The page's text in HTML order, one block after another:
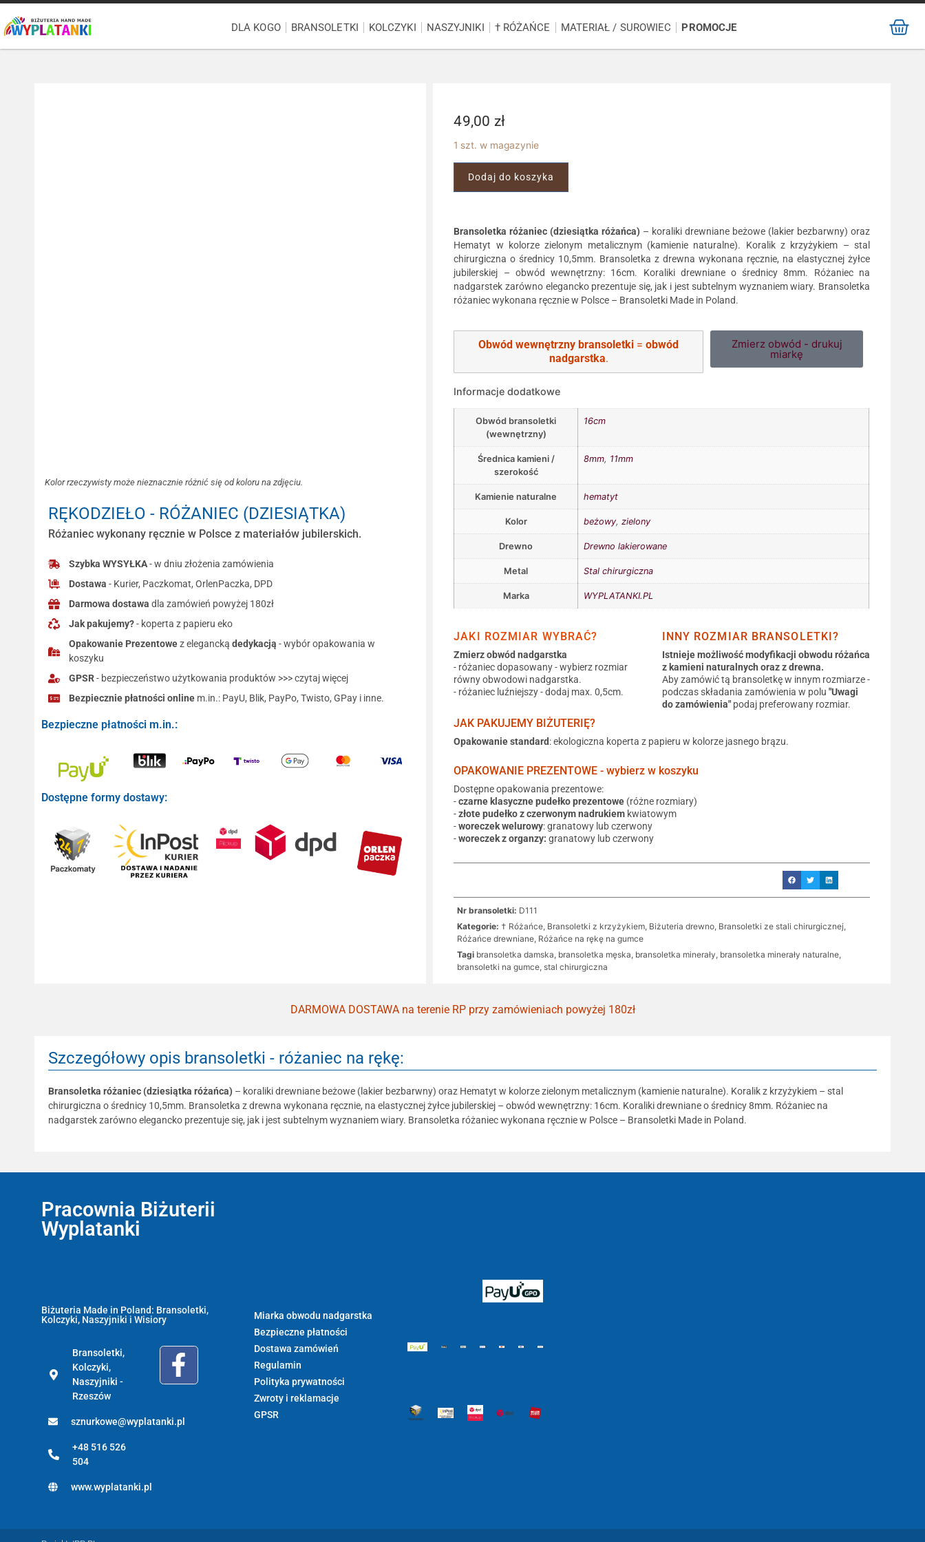
DLA KOGO BRANSOLETKI KOLCZYKI NASZYJNIKI † RÓŻAŃCE MATERIAŁ / SUROWIEC PROMOCJE
Kolor rzeczywisty może nieznacznie różnić się od koloru na zdjęciu.
RĘKODZIEŁO - RÓŻANIEC (DZIESIĄTKA)
Różaniec wykonany ręcznie w Polsce z materiałów jubilerskich.
Szybka WYSYŁKA- w dniu złożenia zamówienia
Dostawa - Kurier, Paczkomat, OrlenPaczka, DPD
Darmowa dostawa dla zamówień powyżej 180zł
Jak pakujemy?- koperta z papieru eko
Opakowanie Prezentowez eleganckądedykacją - wybór opakowania w
koszyku
GPSR- bezpieczeństwo użytkowania produktów >>> czytaj więcej
Bezpiecznie płatności online m.in.: PayU, Blik, PayPo, Twisto, GPay i inne.
Bezpieczne płatności m.in.:
Dostępne formy dostawy:
49,00 zł
1 szt. w magazynie
Dodaj do koszyka
Bransoletka różaniec (dziesiątka różańca) – koraliki drewniane beżowe (lakier bezbarwny) oraz
Hematyt w kolorze zielonym metalicznym (kamienie naturalne). Koralik z krzyżykiem – stal
chirurgiczna o średnicy 10,5mm. Bransoletka z drewna wykonana ręcznie, na elastycznej żyłce
jubilerskiej – obwód wewnętrzny: 16cm. Koraliki drewniane o średnicy 8mm. Różaniec na
nadgarstek zarówno elegancko prezentuje się, jak i jest subtelnym wyznaniem wiary. Bransoletka
różaniec wykonana ręcznie w Polsce – Bransoletki Made in Poland.
Obwód wewnętrzny bransoletki =obwód
nadgarstka.
Zmierz obwód - drukuj
miarkę
Informacje dodatkowe
Obwód bransoletki
(wewnętrzny)
16cm
Średnica kamieni /
szerokość
8mm, 11mm
Kamienie naturalne hematyt
Kolor beżowy,zielony
Drewno Drewno lakierowane
Metal Stal chirurgiczna
Marka WYPLATANKI.PL
JAKI ROZMIAR WYBRAĆ?
Zmierz obwód nadgarstka
- różaniec dopasowany - wybierz rozmiar
równy obwodowi nadgarstka.
- różaniec luźniejszy - dodaj max. 0,5cm.
INNY ROZMIAR BRANSOLETKI?
Istnieje możliwość modyfikacji obwodu różańca
z kamieni naturalnych oraz z drewna.
Aby zamówić tą bransoletkę w innym rozmiarze -
podczas składania zamówienia w polu "Uwagi
do zamówienia"podaj preferowany rozmiar.
JAK PAKUJEMY BIŻUTERIĘ?
Opakowanie standard: ekologiczna koperta z papieru w kolorze jasnego brązu.
OPAKOWANIE PREZENTOWE - wybierz w koszyku
Dostępne opakowania prezentowe:
-czarne klasyczne pudełko prezentowe (różne rozmiary)
-złote pudełko z czerwonym nadrukiem kwiatowym
-woreczek welurowy: granatowy lub czerwony
-woreczek z organzy: granatowy lub czerwony
Nr bransoletki: D111
Kategorie: † Różańce, Bransoletki z krzyżykiem, Biżuteria drewno, Bransoletki ze stali chirurgicznej,
Różańce drewniane, Różańce na rękę na gumce
Tagi bransoletka damska, bransoletka męska, bransoletka minerały, bransoletka minerały naturalne,
bransoletki na gumce, stal chirurgiczna
DARMOWA DOSTAWA na terenie RP przy zamówieniach powyżej 180zł
Szczegółowy opis bransoletki - różaniec na rękę:
Bransoletka różaniec (dziesiątka różańca) – koraliki drewniane beżowe (lakier bezbarwny) oraz Hematyt w kolorze zielonym metalicznym (kamienie naturalne). Koralik z krzyżykiem – stal
chirurgiczna o średnicy 10,5mm. Bransoletka z drewna wykonana ręcznie, na elastycznej żyłce jubilerskiej – obwód wewnętrzny: 16cm. Koraliki drewniane o średnicy 8mm. Różaniec na
nadgarstek zarówno elegancko prezentuje się, jak i jest subtelnym wyznaniem wiary. Bransoletka różaniec wykonana ręcznie w Polsce – Bransoletki Made in Poland.
Pracownia Biżuterii
Wyplatanki
Biżuteria Made in Poland: Bransoletki,
Kolczyki, Naszyjniki i Wisiory
Bransoletki,
Kolczyki,
Naszyjniki -
Rzeszów
sznurkowe@wyplatanki.pl
+48 516 526
504
www.wyplatanki.pl
Miarka obwodu nadgarstka
Bezpieczne płatności
Dostawa zamówień
Regulamin
Polityka prywatności
Zwroty i reklamacje
GPSR